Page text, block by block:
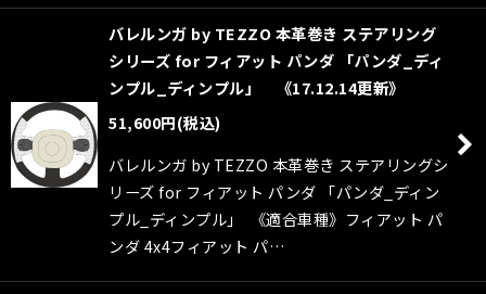
バレルンガ by TEZZO 本革巻き ステアリング
シリーズ for フィアット パンダ 「パンダ_ディ
ンプル_ディンプル」 《17.12.14更新》
51,600円(税込)
バレルンガ by TEZZO 本革巻き ステアリングシ
リーズ for フィアット パンダ 「パンダ_ディン
プル_ディンプル」 《適合車種》フィアット パ
ンダ 4x4フィアット パ…